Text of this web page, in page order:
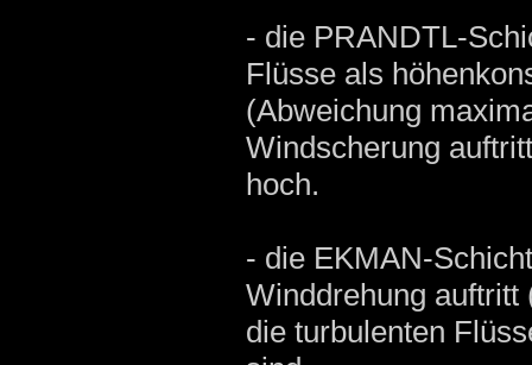
- die PRANDTL-
Flüsse als
(Abweichung
Windscherung
hoch.
- die EKMAN-
Winddrehung
die turbulenten